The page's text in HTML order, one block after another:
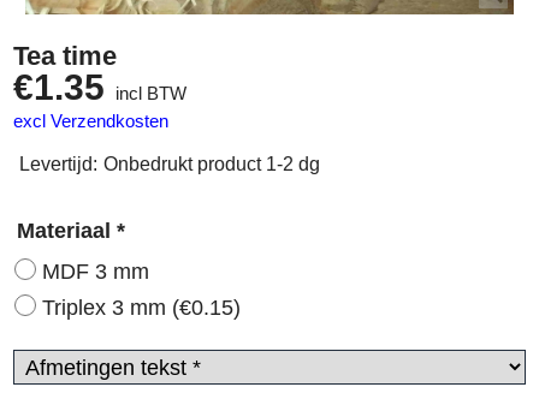
Tea time
€1.35
incl BTW
excl Verzendkosten
Levertijd: Onbedrukt product 1-2 dg
Materiaal *
MDF 3 mm
Triplex 3 mm (€0.15)